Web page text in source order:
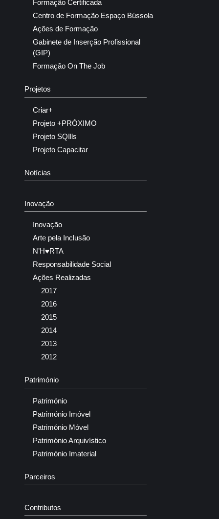
Formação Certificada
Centro de Formação Espaço Bússola
Ações de Formação
Gabinete de Inserção Profissional
(GIP)
Formação On The Job
Projetos
Criar+
Projeto +PRÓXIMO
Projeto SQIlls
Projeto Capacitar
Notícias
Inovação
Inovação
Arte pela Inclusão
N’H♥RTA
Responsabilidade Social
Ações Realizadas
2017
2016
2015
2014
2013
2012
Património
Património
Património Imóvel
Património Móvel
Património Arquivístico
Património Imaterial
Parceiros
Contributos